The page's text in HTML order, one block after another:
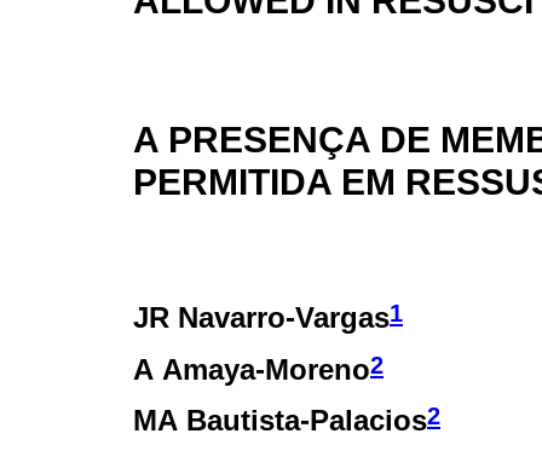
A PRESENÇA DE
PERMITIDA EM
JR Navarro-Vargas1
A Amaya-Moreno2
MA Bautista-Palacios2